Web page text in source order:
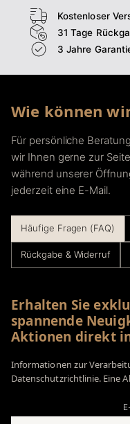
Kostenloser
31 Tage
3 Jahre
Wie können
Für persönliche
wir Ihnen gerne zur
während unserer
jederzeit eine E-Mail.
Häufige Fragen (FAQ)
Rückgabe & Widerruf
Erhalten Sie
spannende
Aktionen direkt
Informationen zur
Datenschutzrichtlinie. Eine